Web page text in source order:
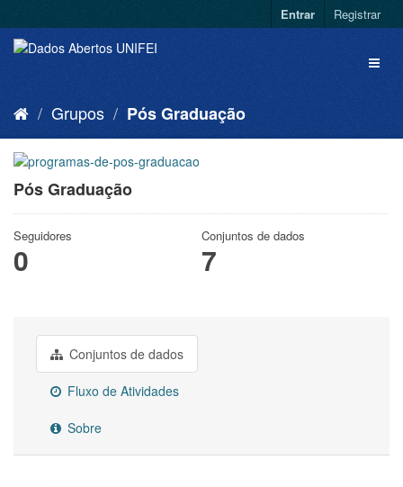
Entrar Registrar
Grupos Pós Graduação
Pós Graduação
Seguidores
0
Conjuntos de dados
7
Conjuntos de dados
Fluxo de Atividades
Sobre